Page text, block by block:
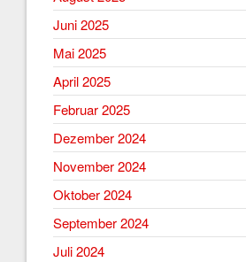
Juni 2025
Mai 2025
April 2025
Februar 2025
Dezember 2024
November 2024
Oktober 2024
September 2024
Juli 2024